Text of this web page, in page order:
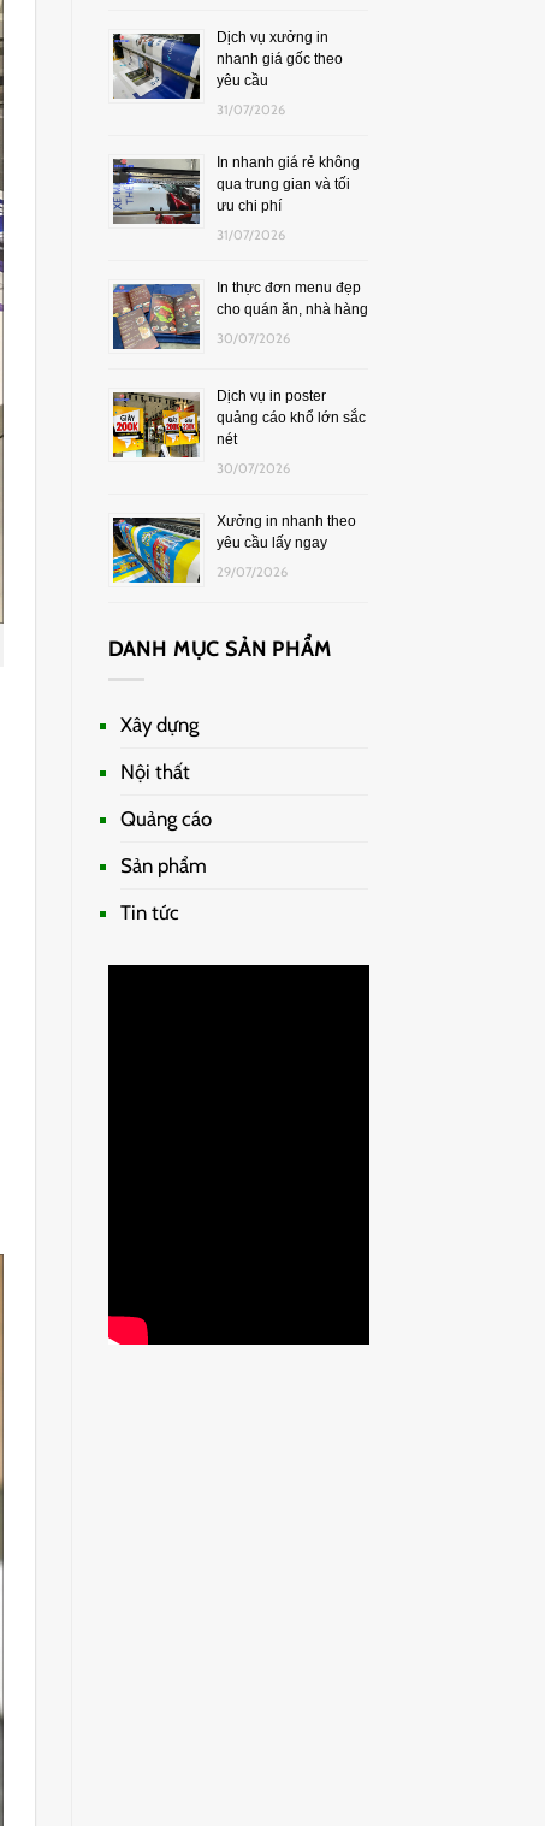
Dịch vụ xưởng in
nhanh giá gốc theo
yêu cầu
31/07/2026
In nhanh giá rẻ không
qua trung gian và tối
ưu chi phí
31/07/2026
In thực đơn menu đẹp
cho quán ăn, nhà hàng
30/07/2026
Dịch vụ in poster
quảng cáo khổ lớn sắc
nét
30/07/2026
Xưởng in nhanh theo
yêu cầu lấy ngay
29/07/2026
DANH MỤC SẢN PHẨM
Xây dựng
Nội thất
Quảng cáo
Sản phẩm
Tin tức